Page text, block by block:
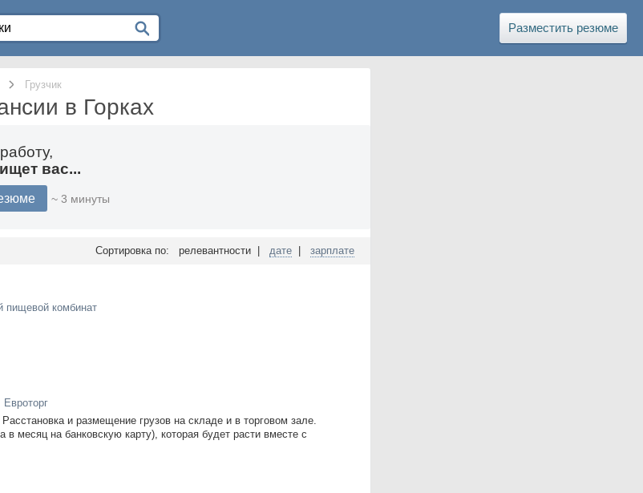
Разместить резюме
Грузчик
в Горках
ищет вас...
~ 3 минуты
Сортировка по: релевантности | дате зарплате
пищевой комбинат
Евроторг
и размещение грузов на складе и в торговом зале.
в месяц на банковскую карту), которая будет расти вместе с